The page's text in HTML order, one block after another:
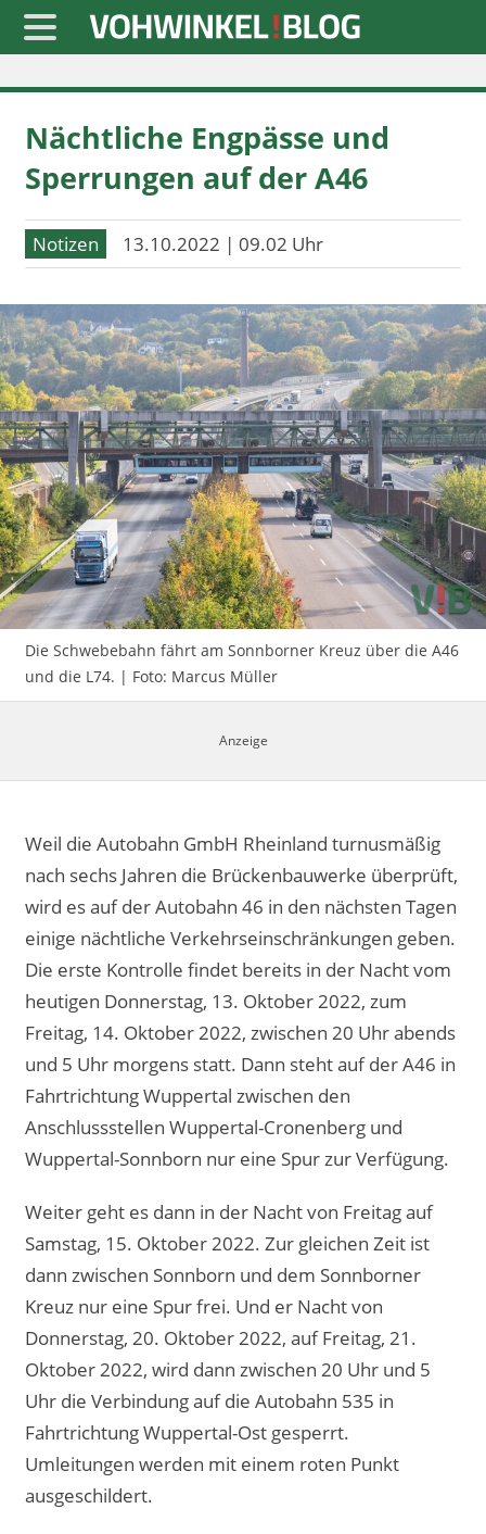
Startseite
» Blaulicht
» Freizeit
» Notizen
» Politik
» Sport
» Wirtschaft
Werbung
Datenschutz
Impressum
Nächtliche Engpässe und
Sperrungen auf der A46
Notizen 13.10.2022 | 09.02 Uhr
Die Schwebebahn fährt am Sonnborner Kreuz über die A46
und die L74. | Foto: Marcus Müller
Weil die Autobahn GmbH Rheinland turnusmäßig
nach sechs Jahren die Brückenbauwerke überprüft,
wird es auf der Autobahn 46 in den nächsten Tagen
einige nächtliche Verkehrseinschränkungen geben.
Die erste Kontrolle findet bereits in der Nacht vom
heutigen Donnerstag, 13. Oktober 2022, zum
Freitag, 14. Oktober 2022, zwischen 20 Uhr abends
und 5 Uhr morgens statt. Dann steht auf der A46 in
Fahrtrichtung Wuppertal zwischen den
Anschlussstellen Wuppertal-Cronenberg und
Wuppertal-Sonnborn nur eine Spur zur Verfügung.
Weiter geht es dann in der Nacht von Freitag auf
Samstag, 15. Oktober 2022. Zur gleichen Zeit ist
dann zwischen Sonnborn und dem Sonnborner
Kreuz nur eine Spur frei. Und er Nacht von
Donnerstag, 20. Oktober 2022, auf Freitag, 21.
Oktober 2022, wird dann zwischen 20 Uhr und 5
Uhr die Verbindung auf die Autobahn 535 in
Fahrtrichtung Wuppertal-Ost gesperrt.
Umleitungen werden mit einem roten Punkt
ausgeschildert.